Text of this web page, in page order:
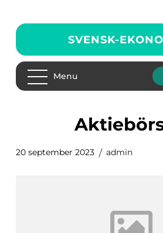
SVENSK-
Menu
20 september 2023 admin